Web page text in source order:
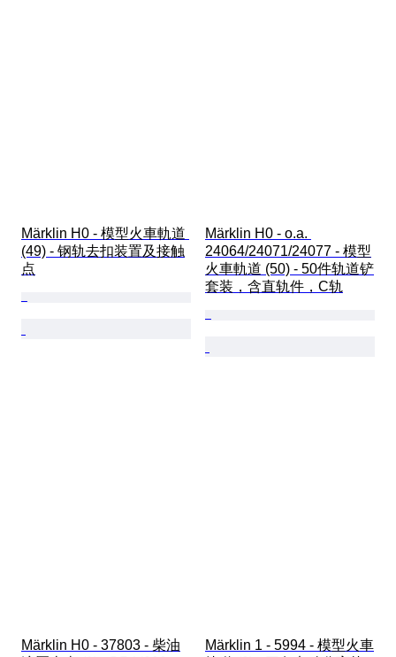
Märklin H0 - 模型火車軌道
(49) - 钢轨去扣装置及接触
点
Märklin H0 - o.a.
24064/24071/24077 - 模型
火車軌道 (50) - 50件轨道铲
套装，含直轨件，C轨
Märklin H0 - 37803 - 柴油
Märklin 1 - 5994 - 模型火車